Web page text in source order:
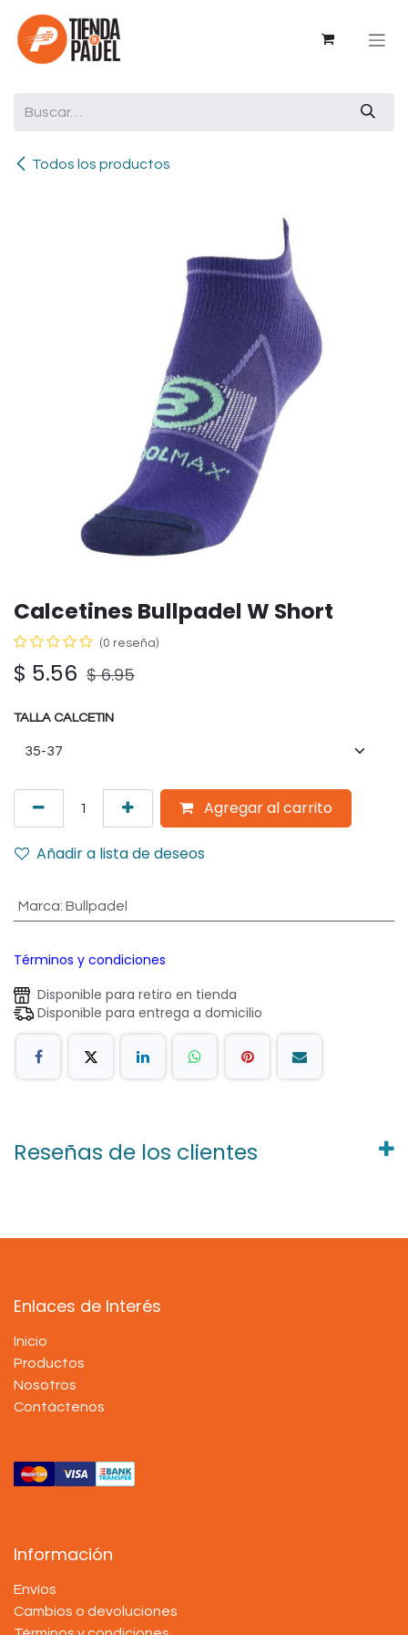
Ir al contenido
Todos los productos
Calcetines Bullpadel W Short
(0 reseña)
$ 5.56 $6.95
TALLA CALCETIN
Agregar al carrito
Añadir a lista de deseos
Marca: Bullpadel
Términos y condiciones
Disponible para retiro en tienda
Disponible para entrega a domicilio
Reseñas de los clientes
Enlaces de Interés
Inicio
Productos
Nosotros
Contáctenos
Información
Envíos
Cambios o devoluciones